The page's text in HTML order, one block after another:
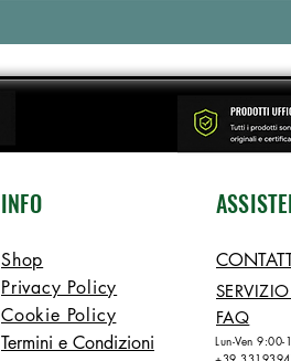
INFO
Shop
Privacy Policy
Cookie Policy
Termini e Condizioni
FAQ
Lun-Ven